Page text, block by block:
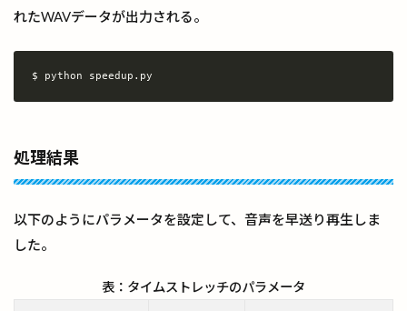
れたWAVデータが出力される。
$ python speedup.py
処理結果
以下のようにパラメータを設定して、音声を早送り再生しま
した。
表：タイムストレッチのパラメータ